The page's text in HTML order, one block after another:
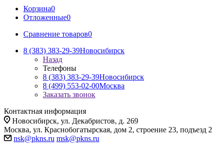
Корзина0
Отложенные0
Сравнение товаров0
8 (383) 383-29-39Новосибирск
Назад
Телефоны
8 (383) 383-29-39Новосибирск
8 (499) 553-02-00Москва
Заказать звонок
Контактная информация
Новосибирск, ул. Декабристов, д. 269
Москва, ул. Краснобогатырская, дом 2, строение 23, подъезд 2
nsk@pkns.ru msk@pkns.ru